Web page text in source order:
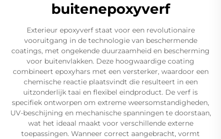
buitenepoxyverf
Exterieur epoxyverf staat voor een revolutionaire
vooruitgang in de technologie van beschermende
coatings, met ongekende duurzaamheid en bescherming
voor buitenvlakken. Deze hoogwaardige coating
combineert epoxyhars met een versterker, waardoor een
chemische reactie plaatsvindt die resulteert in een
uitzonderlijk taai en flexibel eindproduct. De verf is
specifiek ontworpen om extreme weersomstandigheden,
UV-beschijning en mechanische spanningen te doorstaan,
wat het ideaal maakt voor verschillende externe
toepassingen. Wanneer correct aangebracht, vormt